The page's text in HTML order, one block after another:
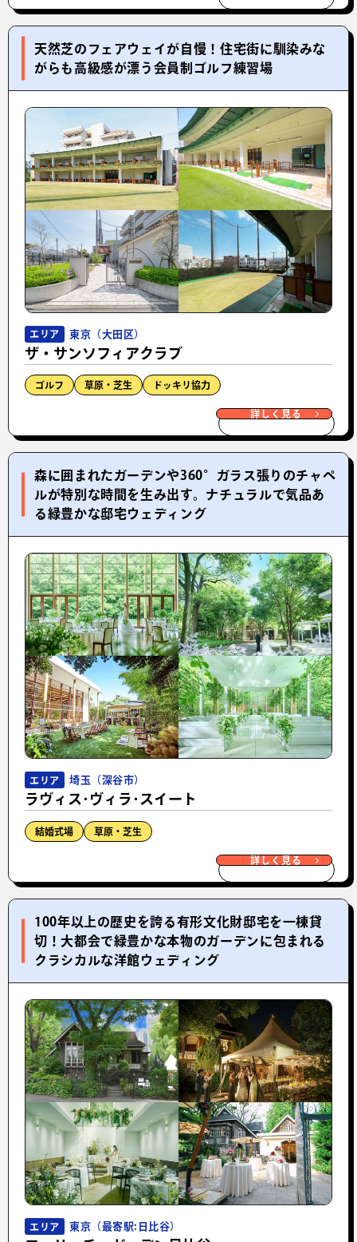
天然芝のフェアウェイが自慢！住宅街に馴染みな
がらも高級感が漂う会員制ゴルフ練習場
エリア 東京（大田区）
ザ・サンソフィアクラブ
ゴルフ 草原・芝生 ドッキリ協力
詳しく見る
森に囲まれたガーデンや360°ガラス張りのチャペ
ルが特別な時間を生み出す。ナチュラルで気品あ
る緑豊かな邸宅ウェディング
エリア 埼玉（深谷市）
ラヴィス･ヴィラ･スイート
結婚式場 草原・芝生
詳しく見る
100年以上の歴史を誇る有形文化財邸宅を一棟貸
切！大都会で緑豊かな本物のガーデンに包まれる
クラシカルな洋館ウェディング
エリア 東京（最寄駅:日比谷）